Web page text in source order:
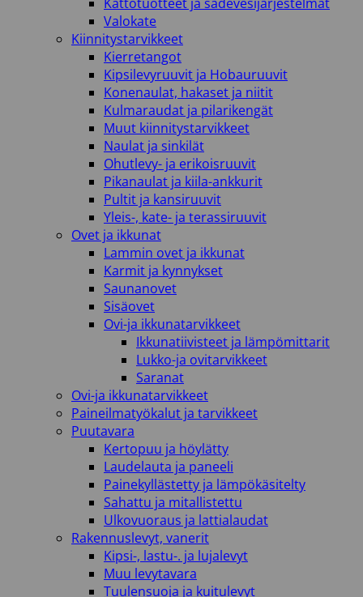
Valokate
Kiinnitystarvikkeet
Kierretangot
Kipsilevyruuvit ja Hobauruuvit
Konenaulat, hakaset ja niitit
Kulmaraudat ja pilarikengät
Muut kiinnitystarvikkeet
Naulat ja sinkilät
Ohutlevy- ja erikoisruuvit
Pikanaulat ja kiila-ankkurit
Pultit ja kansiruuvit
Yleis-, kate- ja terassiruuvit
Ovet ja ikkunat
Lammin ovet ja ikkunat
Karmit ja kynnykset
Saunanovet
Sisäovet
Ovi-ja ikkunatarvikkeet
Ikkunatiivisteet ja lämpömittarit
Lukko-ja ovitarvikkeet
Saranat
Ovi-ja ikkunatarvikkeet
Paineilmatyökalut ja tarvikkeet
Puutavara
Kertopuu ja höylätty
Laudelauta ja paneeli
Painekyllästetty ja lämpökäsitelty
Sahattu ja mitallistettu
Ulkovuoraus ja lattialaudat
Rakennuslevyt, vanerit
Kipsi-, lastu-. ja lujalevyt
Muu levytavara
Tuulensuoja ja kuitulevyt